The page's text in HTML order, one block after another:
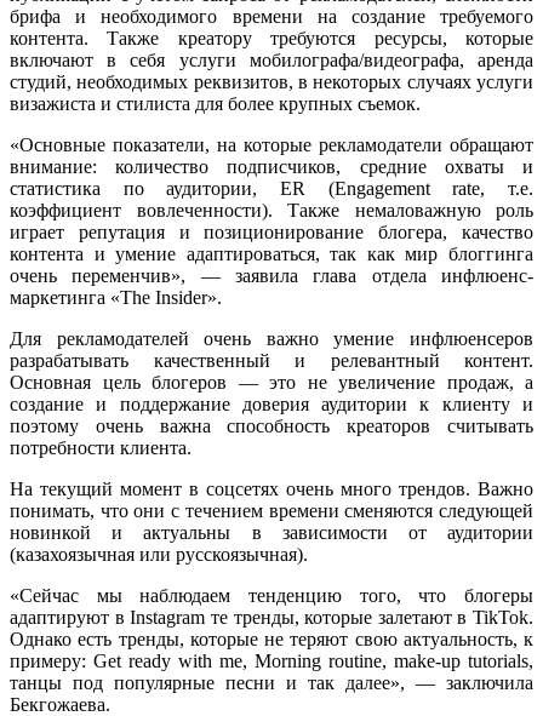
брифа и необходимого времени на создание требуемого
контента. Также креатору требуются ресурсы, которые
включают в себя услуги мобилографа/видеографа, аренда
студий, необходимых реквизитов, в некоторых случаях услуги
визажиста и стилиста для более крупных съемок.
«Основные показатели, на которые рекламодатели обращают
внимание: количество подписчиков, средние охваты и
статистика по аудитории, ER (Engagement rate, т.е.
коэффициент вовлеченности). Также немаловажную роль
играет репутация и позиционирование блогера, качество
контента и умение адаптироваться, так как мир блоггинга
очень переменчив», — заявила глава отдела инфлюенс-
маркетинга «The Insider».
Для рекламодателей очень важно умение инфлюенсеров
разрабатывать качественный и релевантный контент.
Основная цель блогеров — это не увеличение продаж, а
создание и поддержание доверия аудитории к клиенту и
поэтому очень важна способность креаторов считывать
потребности клиента.
На текущий момент в соцсетях очень много трендов. Важно
понимать, что они с течением времени сменяются следующей
новинкой и актуальны в зависимости от аудитории
(казахоязычная или русскоязычная).
«Сейчас мы наблюдаем тенденцию того, что блогеры
адаптируют в Instagram те тренды, которые залетают в TikTok.
Однако есть тренды, которые не теряют свою актуальность, к
примеру: Get ready with me, Morning routine, make-up tutorials,
танцы под популярные песни и так далее», — заключила
Бекгожаева.